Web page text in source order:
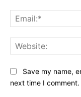
Save my name,
next time I comment.